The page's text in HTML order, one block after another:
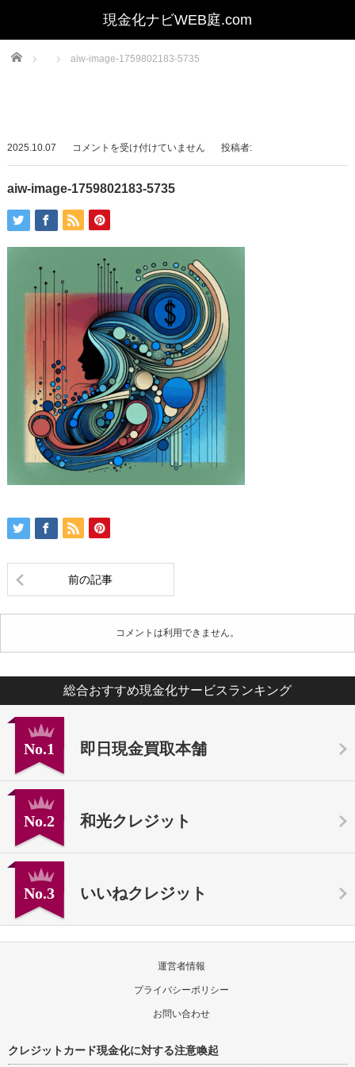
Home aiw-image-1759802183-5735
2025.10.07
aiw-
image-
1759802183-
は
コメントを受け付けていません 投稿者:
aiw-image-1759802183-5735
前の記事
コメントは利用できません。
総合おすすめ現金化サービスランキング
No.1 即日現金買取本舗
No.2 和光クレジット
No.3 いいねクレジット
運営者情報
プライバシーポリシー
お問い合わせ
クレジットカード現金化に対する注意喚起